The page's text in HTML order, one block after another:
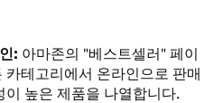
: 아마존의 "베스트셀러" 페이
카테고리에서 온라인으로 판매
이 높은 제품을 나열합니다.